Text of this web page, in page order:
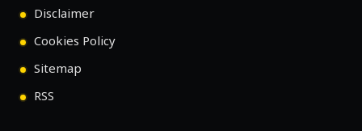
Disclaimer
Cookies Policy
Sitemap
RSS